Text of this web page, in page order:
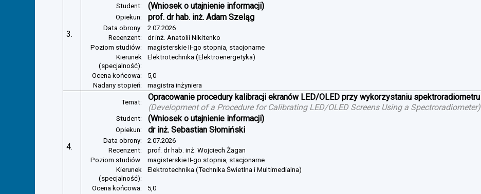
3.
Student: (Wniosek o utajnienie informacji)
Opiekun: prof. dr hab. inż. Adam Szeląg
Data obrony:
2.07.2026
Recenzent:
dr inż. Anatolii Nikitenko
Poziom studiów:
magisterskie II-go stopnia, stacjonarne
Kierunek
(specjalność):
Elektrotechnika (Elektroenergetyka)
Ocena końcowa:
5,0
Nadany stopień:
magistra inżyniera
4.
Temat:
Opracowanie procedury kalibracji ekranów LED/OLED przy wykorzystaniu spektroradiometru
(Development of a Procedure for Calibrating LED/OLED Screens Using a Spectroradiometer)
Student: (Wniosek o utajnienie informacji)
Opiekun: dr inż. Sebastian Słomiński
Data obrony:
2.07.2026
Recenzent:
prof. dr hab. inż. Wojciech Żagan
Poziom studiów:
magisterskie II-go stopnia, stacjonarne
Kierunek
(specjalność):
Elektrotechnika (Technika Świetlna i Multimedialna)
Ocena końcowa:
5,0